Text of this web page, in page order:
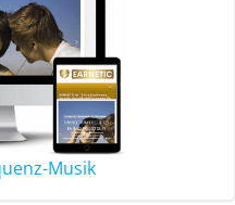
Musik